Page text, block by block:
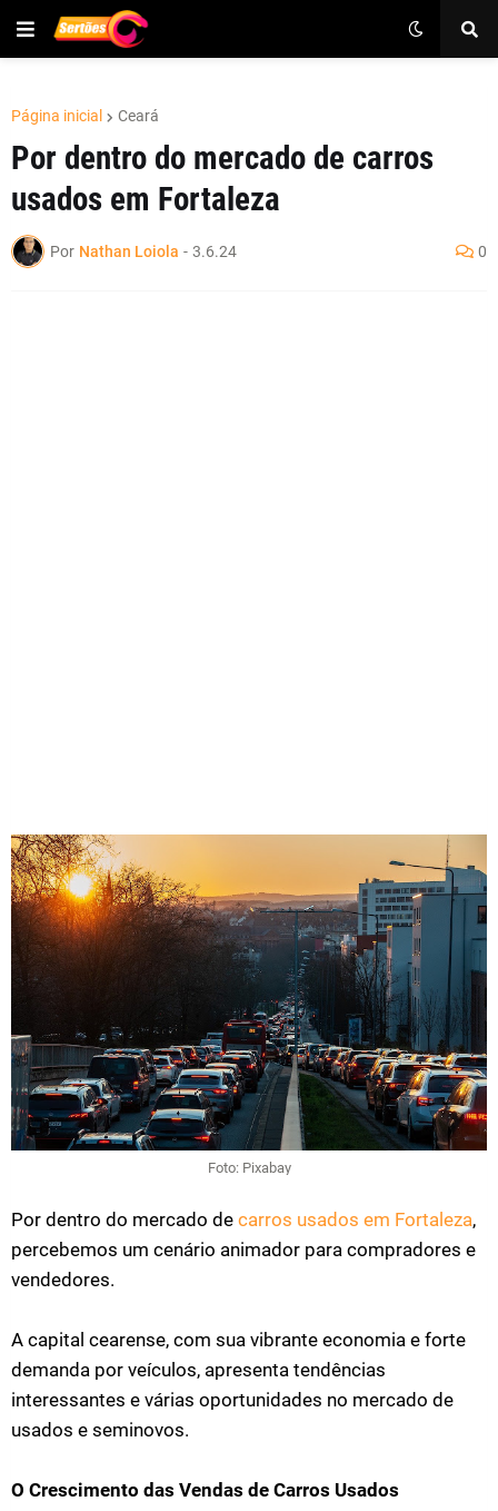
Página inicial Ceará
Por dentro do mercado de carros
usados em Fortaleza
Por Nathan Loiola - 3.6.24 0
Foto: Pixabay
Por dentro do mercado de carros usados em Fortaleza,
percebemos um cenário animador para compradores e
vendedores.
A capital cearense, com sua vibrante economia e forte
demanda por veículos, apresenta tendências
interessantes e várias oportunidades no mercado de
usados e seminovos.
O Crescimento das Vendas de Carros Usados